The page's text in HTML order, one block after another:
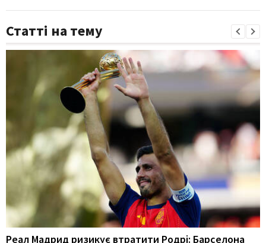
Статті на тему
Реал Мадрид ризикує втратити Родрі: Барселона